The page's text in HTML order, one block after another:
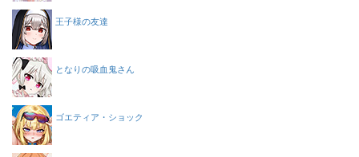
王子様の友達
となりの吸血鬼さん
ゴエティア・ショック